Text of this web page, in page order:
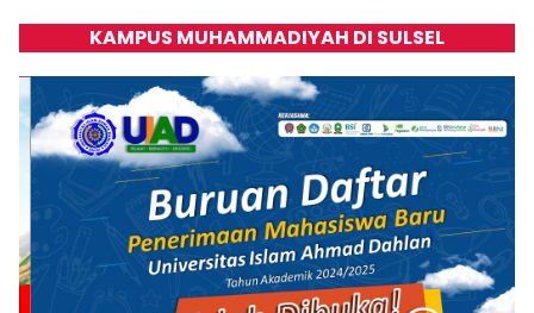
KAMPUS MUHAMMADIYAH DI SULSEL